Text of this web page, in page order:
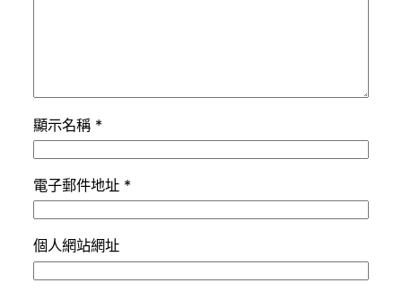
顯示名稱 *
電子郵件地址 *
個人網站網址